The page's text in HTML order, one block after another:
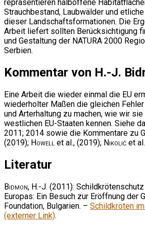
repräsentieren halboffene
Strauchbestand, Laubwälder und
dieser Landschaftsformationen. Die
Arbeit liefert sollten Berücksichtigung
und Gestaltung der NATURA 2000
Serbien.
Kommentar von H.-J.
Eine Arbeit die wieder einmal die EU
wiederholter Maßen die gleichen
und Arterhaltung zu machen, wie wir
westlichen EU-Staaten kennen. Siehe
2011; 2014 sowie die Kommentare zu
(2019); Howell et al., (2019); Nikolić et
Literatur
Bidmon, H.-J. (2011):
Europas: Ein Besuch zur Eröffnung der
Foundation, Bulgarien. – Schildkröten
(externer Link).